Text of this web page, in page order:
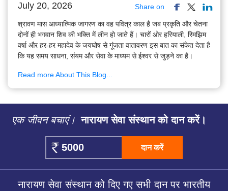
July 20, 2026 Share on
श्रावण मास आध्यात्मिक जागरण का वह पवित्र काल है जब प्रकृति और चेतना
दोनों ही भगवान शिव की भक्ति में लीन हो जाते हैं। चारों ओर हरियाली, रिमझिम
वर्षा और हर-हर महादेव के जयघोष से गूंजता वातावरण इस बात का संकेत देता है
कि यह समय साधना, संयम और सेवा के माध्यम से ईश्वर से जुड़ने का है।
Read more About This Blog...
एक जीवन बचाएं। नारायण सेवा संस्थान को दान करें।
दान करें
नारायण सेवा संस्थान को दिए गए सभी दान पर भारतीय